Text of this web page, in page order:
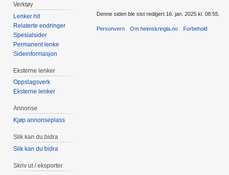
Verktøy
Lenker hit
Relaterte endringer
Spesialsider
Permanent lenke
Sideinformasjon
Eksterne lenker
Oppslagsverk
Eksterne lenker
Annonse
Kjøp annonseplass
Slik kan du bidra
Slik kan du bidra
Skriv ut / eksporter
Denne siden ble sist redigert 16. jan. 2025 kl. 08:55.
Personvern Om heimskringla.no Forbehold